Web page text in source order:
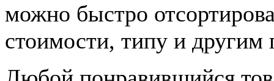
можно быстро
стоимости, типу и другим